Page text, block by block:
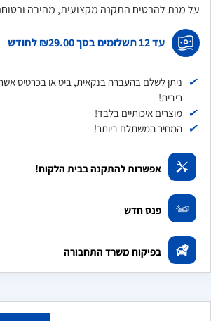
על מנת להבטיח התקנה מקצועית, מהירה
עד 12 תשלומים בסך ₪29.00לחודש
✔
ריבית!
✔ מוצרים איכותיים בלבד!
✔ המחיר המשתלם ביותר!
אפשרות להתקנה בבית הלקוח!
פנס חדש
בפיקוח משרד התחבורה